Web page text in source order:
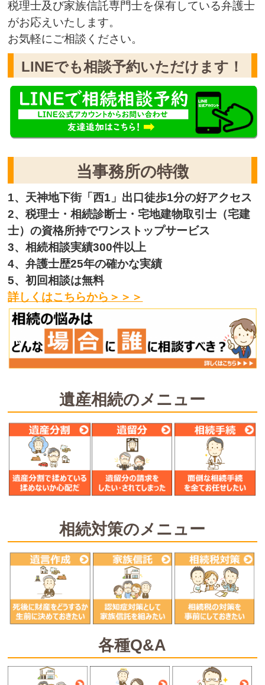
税理士及び家族信託専門士を保有している弁護士
がお応えいたします。
お気軽にご相談ください。
LINEでも相談予約いただけます！
当事務所の特徴
1、天神地下街「西1」出口徒歩1分の好アクセス
2、税理士・相続診断士・宅地建物取引士（宅建
士）の資格所持でワンストップサービス
3、相続相談実績300件以上
4、弁護士歴25年の確かな実績
5、初回相談は無料
詳しくはこちらから＞＞＞
遺産相続のメニュー
相続対策のメニュー
各種Q&A